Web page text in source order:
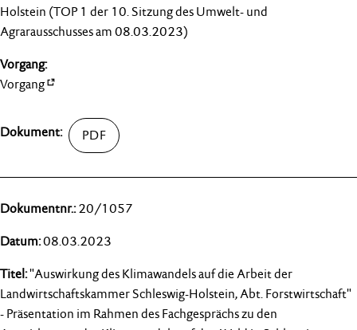
Holstein (TOP 1 der 10. Sitzung des Umwelt- und
Agrarausschusses am 08.03.2023)
Vorgang
20/1057
08.03.2023
"Auswirkung des Klimawandels auf die Arbeit der
Landwirtschaftskammer Schleswig-Holstein, Abt. Forstwirtschaft"
- Präsentation im Rahmen des Fachgesprächs zu den